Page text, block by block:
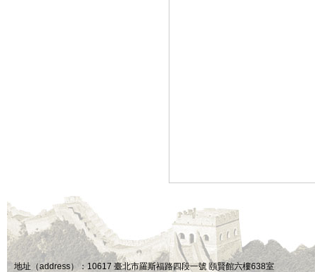
地址（address）：10617 臺北市羅斯福路四段一號 頤賢館六樓638室